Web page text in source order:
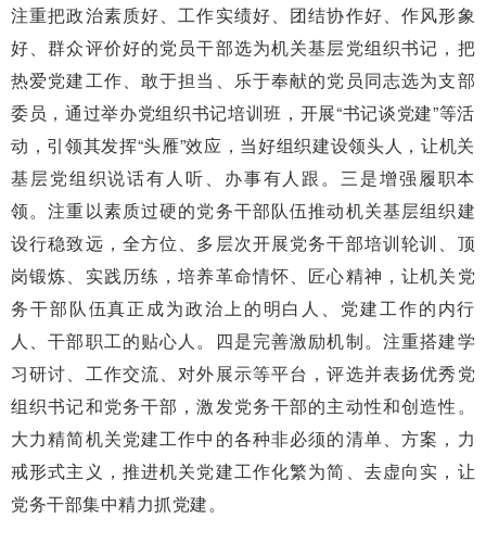
注重把政治素质好、工作实绩好、团结协作好、作风形象
好、群众评价好的党员干部选为机关基层党组织书记，把
热爱党建工作、敢于担当、乐于奉献的党员同志选为支部
委员，通过举办党组织书记培训班，开展“书记谈党建”等活
动，引领其发挥“头雁”效应，当好组织建设领头人，让机关
基层党组织说话有人听、办事有人跟。三是增强履职本
领。注重以素质过硬的党务干部队伍推动机关基层组织建
设行稳致远，全方位、多层次开展党务干部培训轮训、顶
岗锻炼、实践历练，培养革命情怀、匠心精神，让机关党
务干部队伍真正成为政治上的明白人、党建工作的内行
人、干部职工的贴心人。四是完善激励机制。注重搭建学
习研讨、工作交流、对外展示等平台，评选并表扬优秀党
组织书记和党务干部，激发党务干部的主动性和创造性。
大力精简机关党建工作中的各种非必须的清单、方案，力
戒形式主义，推进机关党建工作化繁为简、去虚向实，让
党务干部集中精力抓党建。